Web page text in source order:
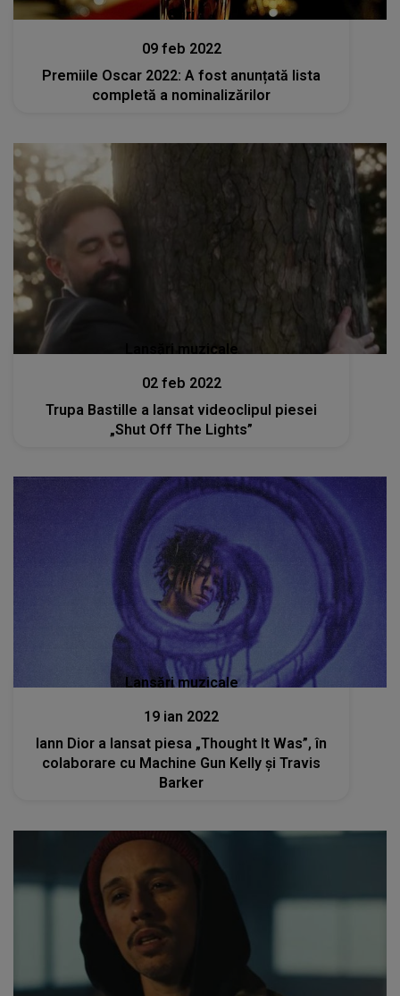
Stiri
09 feb 2022
Premiile Oscar 2022: A fost anunțată lista
completă a nominalizărilor
Lansări muzicale
02 feb 2022
Trupa Bastille a lansat videoclipul piesei
„Shut Off The Lights”
Lansări muzicale
19 ian 2022
Iann Dior a lansat piesa „Thought It Was”, în
colaborare cu Machine Gun Kelly și Travis
Barker